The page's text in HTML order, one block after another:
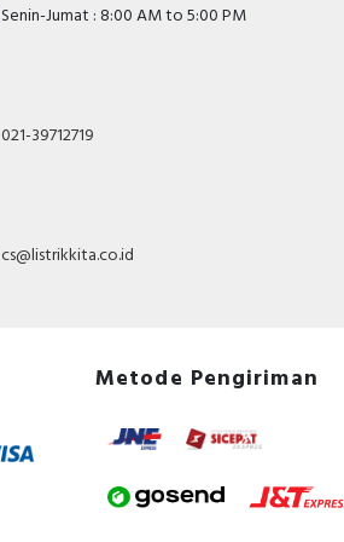
Senin-Jumat : 8:00 AM to 5:00 PM
021-39712719
cs@listrikkita.co.id
Metode Pengiriman